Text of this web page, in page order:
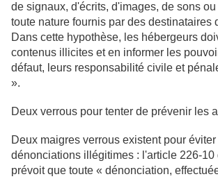
de signaux, d'écrits, d'images, de sons
toute nature fournis par des destinataires
Dans cette hypothèse, les hébergeurs
contenus illicites et en informer les
défaut, leurs responsabilité civile et
».
Deux verrous pour tenter de prévenir les
Deux maigres verrous existent pour
dénonciations illégitimes : l'article 226-10
prévoit que toute « dénonciation,